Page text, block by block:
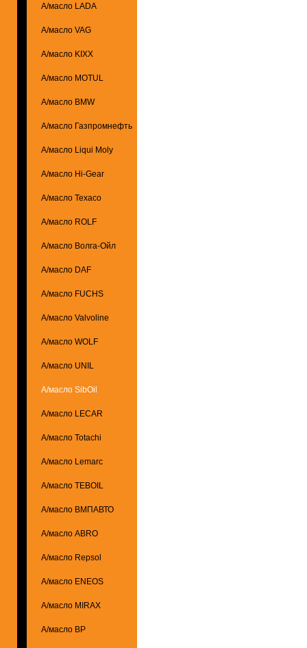
А/масло LADA
А/масло VAG
А/масло KIXX
А/масло MOTUL
А/масло BMW
А/масло Газпромнефть
А/масло Liqui Moly
А/масло Hi-Gear
А/масло Texaco
А/масло ROLF
А/масло Волга-Ойл
А/масло DAF
А/масло FUCHS
А/масло Valvoline
А/масло WOLF
А/масло UNIL
А/масло SibOil
А/масло LECAR
А/масло Totachi
А/масло Lemarc
А/масло TEBOIL
А/масло ВМПАВТО
А/масло ABRO
А/масло Repsol
А/масло ENEOS
А/масло MIRAX
А/масло BP